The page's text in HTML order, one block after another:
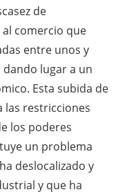
de
comercio que
entre unos y
dando lugar a un
Esta subida de
las restricciones
los poderes
un problema
deslocalizado y
y que ha